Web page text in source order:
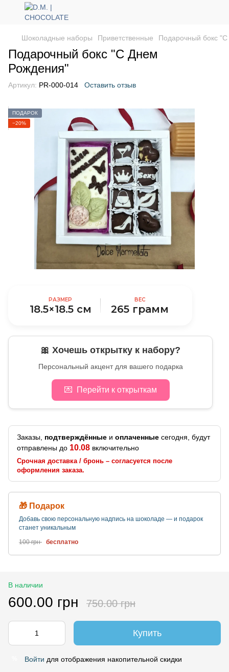
Шоколадные наборы Приветственные Подарочный бокс
Подарочный бокс "С Днем
Рождения"
Артикул: PR-000-014 Оставить отзыв
ПОДАРОК
−20%
РАЗМЕР
18.5×18.5 см
ВЕС
265 грамм
🎀 Хочешь открытку к набору?
Персональный акцент для вашего подарка
💌 Перейти к открыткам
Заказы, подтверждённые и оплаченные сегодня, будут
отправлены до 10.08 включительно
Срочная доставка / бронь – согласуется после
оформления заказа.
🎁 Подарок
Добавь свою персональную надпись на шоколаде — и подарок
станет уникальным
100 грн бесплатно
В наличии
600.00 грн 750.00 грн
Купить
Войти для отображения накопительной скидки